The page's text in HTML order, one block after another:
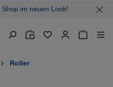
im neuen Look!
Roller